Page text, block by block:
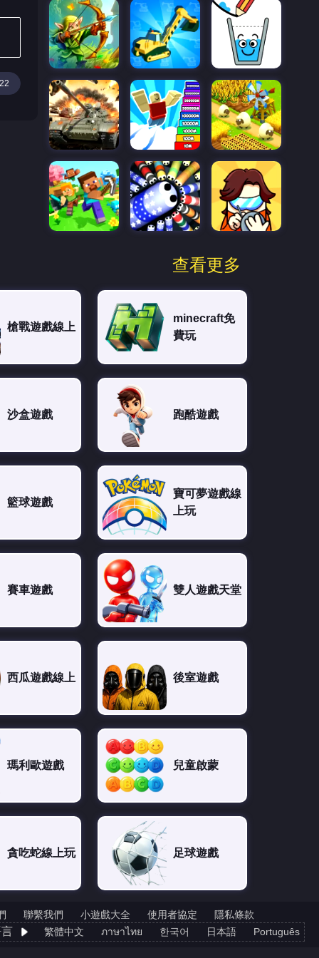
查看更多
槍戰遊戲線上
minecraft免
費玩
沙盒遊戲 跑酷遊戲
籃球遊戲
寶可夢遊戲線
上玩
賽車遊戲 雙人遊戲天堂
西瓜遊戲線上 後室遊戲
瑪利歐遊戲 兒童啟蒙
貪吃蛇線上玩 足球遊戲
聯繫我們 小遊戲大全 使用者協定 隱私條款
繁體中文 ภาษาไทย 한국어 日本語 Português